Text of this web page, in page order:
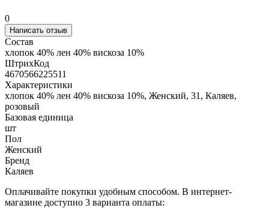
0
Написать отзыв
Состав
хлопок 40% лен 40% вискоза 10%
ШтрихКод
4670566225511
Характеристики
хлопок 40% лен 40% вискоза 10%, Женский, 31, Каляев,
розовый
Базовая единица
шт
Пол
Женский
Бренд
Каляев
Оплачивайте покупки удобным способом. В интернет-
магазине доступно 3 варианта оплаты: